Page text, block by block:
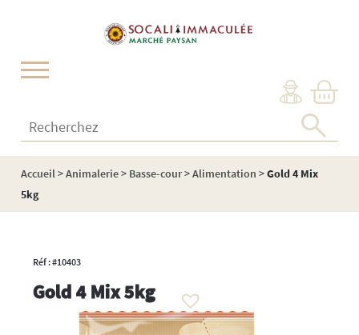
Recherchez :
Accueil>Animalerie> Basse-cour>Alimentation >Gold 4 Mix
5kg
Réf : #10403
Gold 4 Mix 5kg